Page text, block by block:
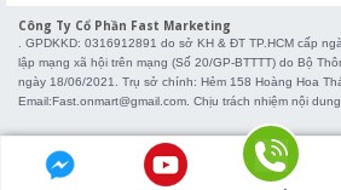
Công Ty Cổ Phần Fast Marketing
. GPDKKD: 0316912891 do sở KH & ĐT TP.HCM cấp
lập mạng xã hội trên mạng (Số 20/GP-BTTTT) do Bộ
ngày 18/06/2021. Trụ sở chính: Hẻm 158 Hoàng Hoa
Email:Fast.onmart@gmail.com. Chịu trách nhiệm nội
Website được thiết kế bởi Fast